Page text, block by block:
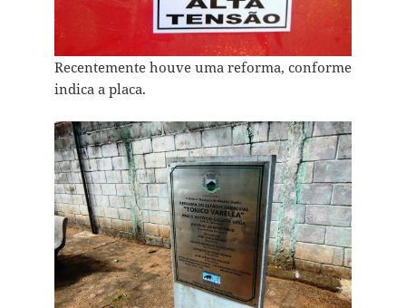
Recentemente houve uma reforma, conforme
indica a placa.